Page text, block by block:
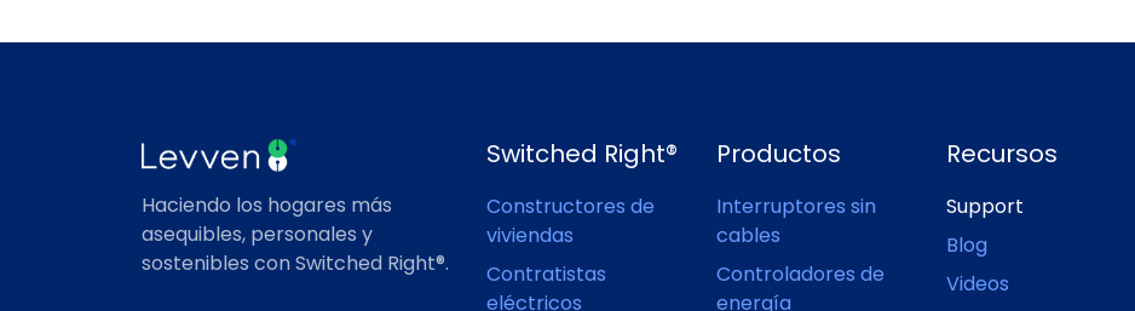
Haciendo los hogares más
asequibles, personales y
sostenibles con Switched Right®.
Switched Right®
Constructores de
viviendas
Contratistas
eléctricos
Productos
Interruptores sin
cables
Controladores de
energía
Recursos
Support
Blog
Videos